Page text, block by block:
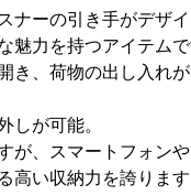
ナーの引き手がデザ
力を持つアイテムで
き、荷物の出し入れ
が可能。
が、スマートフォン
い収納力を誇ります